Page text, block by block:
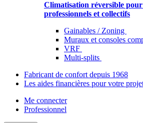
Climatisation réversible
professionnels et collectifs
Gainables / Zoning
Muraux et consoles
VRF
Multi-splits
Fabricant de confort depuis 1968
Les aides financières pour votre
Me connecter
Professionnel